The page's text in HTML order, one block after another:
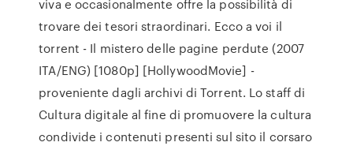
viva e occasionalmente offre la possibilità di
trovare dei tesori straordinari. Ecco a voi il
torrent - Il mistero delle pagine perdute (2007
ITA/ENG) [1080p] [HollywoodMovie] -
proveniente dagli archivi di Torrent. Lo staff di
Cultura digitale al fine di promuovere la cultura
condivide i contenuti presenti sul sito il corsaro